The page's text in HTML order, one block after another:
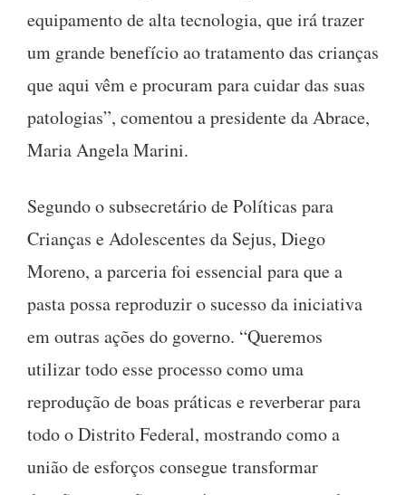
equipamento de alta tecnologia, que irá trazer
um grande benefício ao tratamento das crianças
que aqui vêm e procuram para cuidar das suas
patologias”, comentou a presidente da Abrace,
Maria Angela Marini.
Segundo o subsecretário de Políticas para
Crianças e Adolescentes da Sejus, Diego
Moreno, a parceria foi essencial para que a
pasta possa reproduzir o sucesso da iniciativa
em outras ações do governo. “Queremos
utilizar todo esse processo como uma
reprodução de boas práticas e reverberar para
todo o Distrito Federal, mostrando como a
união de esforços consegue transformar